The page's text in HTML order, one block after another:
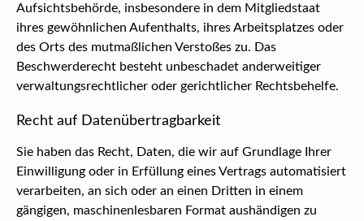
Aufsichtsbehörde, insbesondere in dem Mitgliedstaat
ihres gewöhnlichen Aufenthalts, ihres Arbeitsplatzes oder
des Orts des mutmaßlichen Verstoßes zu. Das
Beschwerderecht besteht unbeschadet anderweitiger
verwaltungsrechtlicher oder gerichtlicher Rechtsbehelfe.
Recht auf Daten­übertrag­barkeit
Sie haben das Recht, Daten, die wir auf Grundlage Ihrer
Einwilligung oder in Erfüllung eines Vertrags automatisiert
verarbeiten, an sich oder an einen Dritten in einem
gängigen, maschinenlesbaren Format aushändigen zu